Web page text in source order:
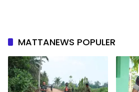
MATTANEWS POPULER